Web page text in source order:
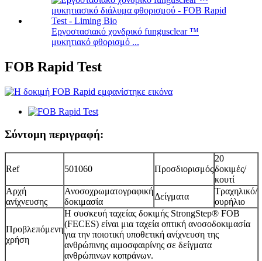
Εργοστασιακό χονδρικό fungusclear ™
μυκητιακό φθορισμό ...
FOB Rapid Test
Σύντομη περιγραφή:
Ref 501060 Προσδιορισμός
20
δοκιμές/
κουτί
Αρχή
ανίχνευσης
Ανοσοχρωματογραφική
δοκιμασία
Δείγματα
Τραχηλικό/
ουρήλιο
Προβλεπόμενη
χρήση
Η συσκευή ταχείας δοκιμής StrongStep® FOB
(FECES) είναι μια ταχεία οπτική ανοσοδοκιμασία
για την ποιοτική υποθετική ανίχνευση της
ανθρώπινης αιμοσφαιρίνης σε δείγματα
ανθρώπινων κοπράνων.